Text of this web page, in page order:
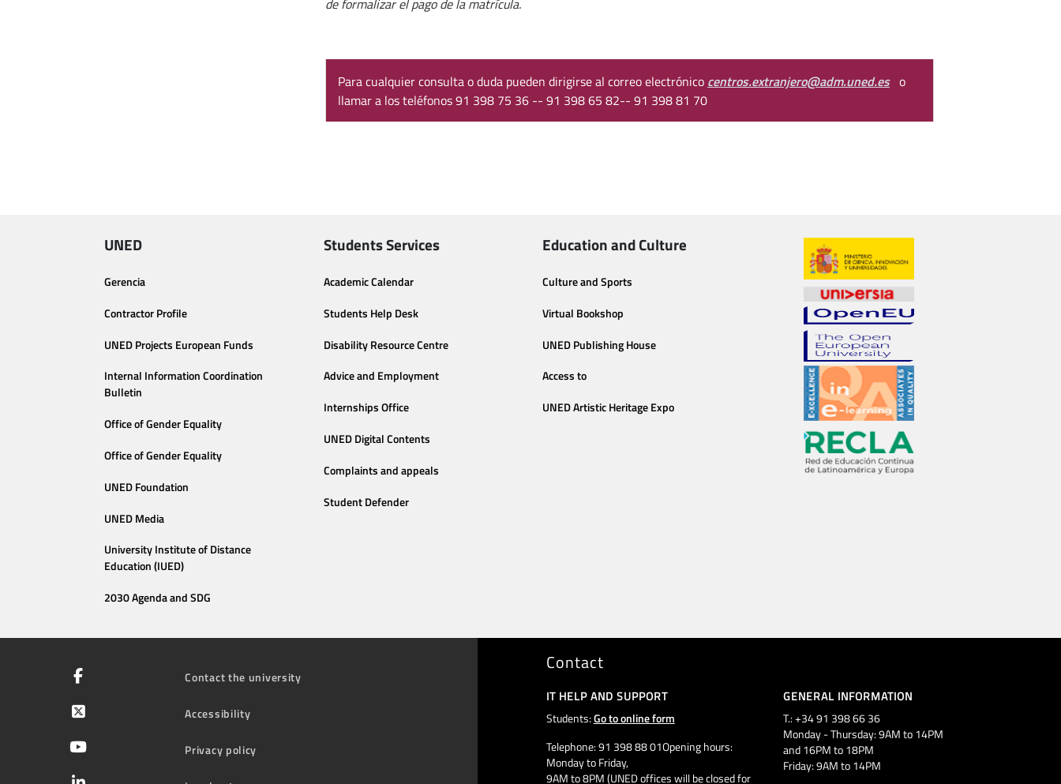
de formalizar el pago de la matrícula.
Para cualquier consulta o duda pueden dirigirse al correo electrónico centros.extranjero@adm.uned.eso
llamar a los teléfonos 91 398 75 36 -- 91 398 65 82-- 91 398 81 70
UNED
Gerencia
Contractor Profile
UNED Projects European Funds
Internal Information Coordination
Bulletin
Office of Gender Equality
Office of Gender Equality
UNED Foundation
UNED Media
University Institute of Distance
Education (IUED)
2030 Agenda and SDG
Students Services
Academic Calendar
Students Help Desk
Disability Resource Centre
Advice and Employment
Internships Office
UNED Digital Contents
Complaints and appeals
Student Defender
Education and Culture
Culture and Sports
Virtual Bookshop
UNED Publishing House
Access to
UNED Artistic Heritage Expo
Contact the university
Accessibility
Privacy policy
Contact
IT HELP AND SUPPORT
Students:Go to online form
Telephone: 91 398 88 01Opening hours:
Monday to Friday,
9AM to 8PM (UNED offices will be closed for
GENERAL INFORMATION
T.: +34 91 398 66 36
Monday - Thursday: 9AM to 14PM
and 16PM to 18PM
Friday: 9AM to 14PM